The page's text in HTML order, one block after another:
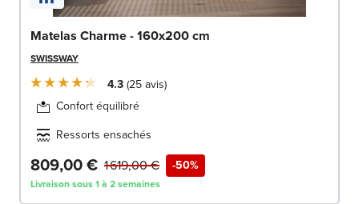
Matelas Charme - 160x200 cm
SWISSWAY
4.3 25avis
Confort équilibré
Ressorts ensachés
809,00 € -50%
1 619,00 €
Livraison sous 1 à 2 semaines